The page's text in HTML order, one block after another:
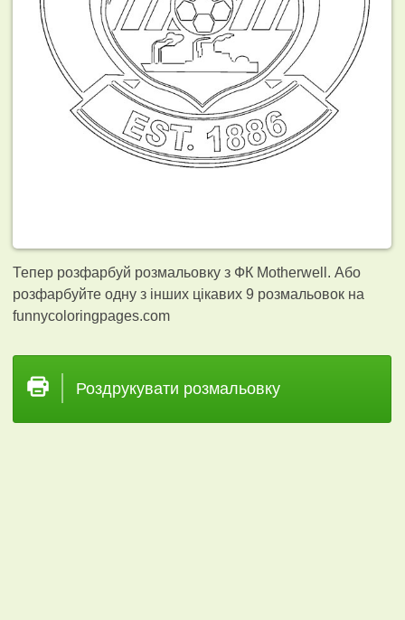
Тепер розфарбуй розмальовку з ФК Motherwell. Або
розфарбуйте одну з інших цікавих 9 розмальовок на
funnycoloringpages.com
Роздрукувати розмальовку